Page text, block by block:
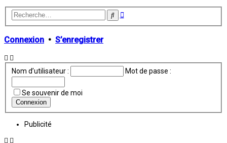
Rechercher
Recherche
Connexion • S’enregistrer
Nom d’utilisateur : Mot de passe :
Se souvenir de moi
Publicité